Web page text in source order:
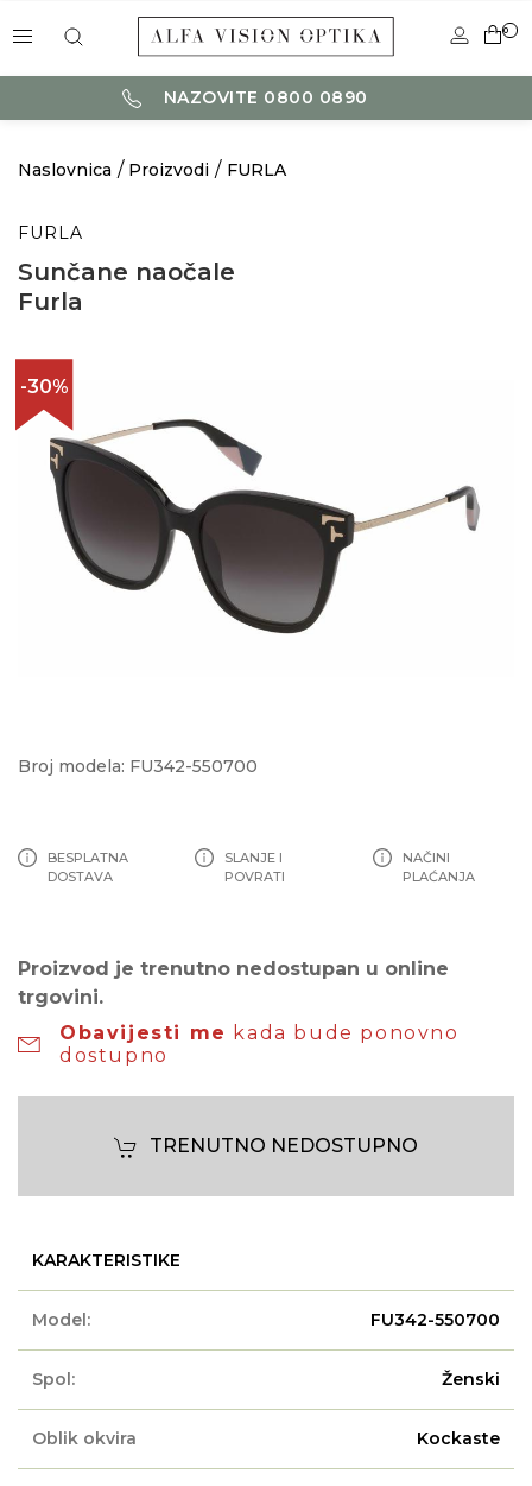
0
NAZOVITE 0800 0890
Naslovnica Proizvodi FURLA
FURLA
Sunčane naočale
Furla
-30%
Broj modela: FU342-550700
BESPLATNA
DOSTAVA
SLANJE I
POVRATI
NAČINI
PLAĆANJA
Proizvod je trenutno nedostupan u online
trgovini.
Obavijesti me kada bude ponovno
dostupno
TRENUTNO NEDOSTUPNO
KARAKTERISTIKE
Model: FU342-550700
Spol: Ženski
Oblik okvira Kockaste